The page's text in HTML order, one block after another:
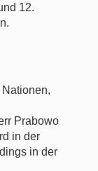
12.
Prabowo
in der
in der